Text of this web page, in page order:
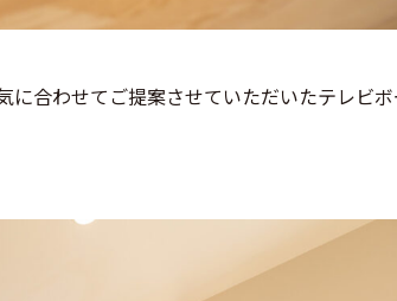
に合わせてご提案させていただいたテレビ